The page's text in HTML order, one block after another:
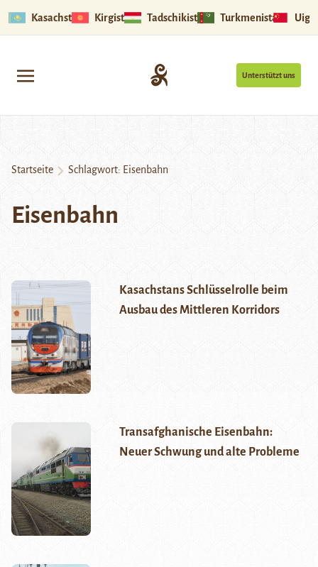
Kasachstan Kirgistan Tadschikistan Turkmenistan
Unterstützt uns
Startseite Schlagwort: Eisenbahn
Eisenbahn
Kasachstans Schlüsselrolle beim
Ausbau des Mittleren Korridors
Transafghanische Eisenbahn:
Neuer Schwung und alte Probleme